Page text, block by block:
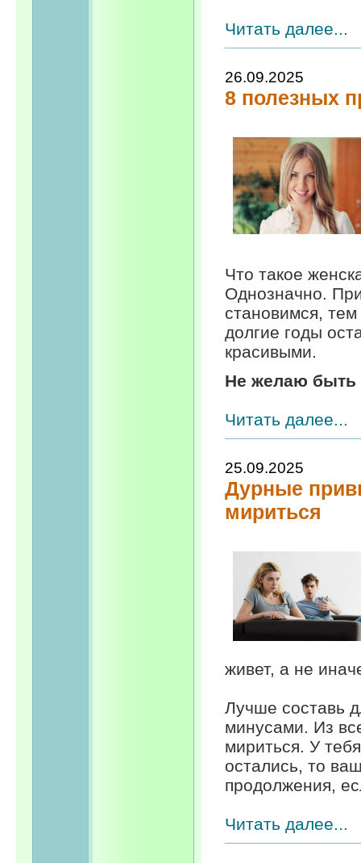
Читать далее...
26.09.2025
8 полезных
Что такое
Однозначно.
становимся,
долгие годы
красивыми.
Не желаю быть
Читать далее...
25.09.2025
Дурные
мириться
живет, а не
Лучше составь
минусами. Из
мириться. У
остались, то
продолжения,
Читать далее...